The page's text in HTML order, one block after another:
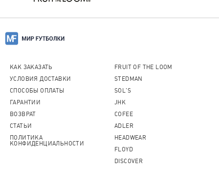
КАК ЗАКАЗАТЬ
УСЛОВИЯ ДОСТАВКИ
СПОСОБЫ ОПЛАТЫ
ГАРАНТИИ
ВОЗВРАТ
СТАТЬИ
ПОЛИТИКА
КОНФИДЕНЦИАЛЬНОСТИ
FRUIT OF THE LOOM
STEDMAN
SOL'S
JHK
COFEE
ADLER
HEADWEAR
FLOYD
DISCOVER